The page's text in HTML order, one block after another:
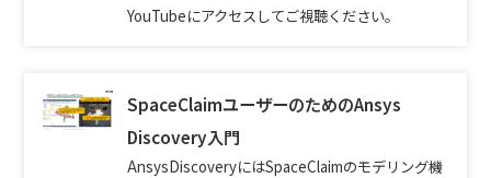
YouTubeにアクセスしてご視聴ください。
SpaceClaimユーザーのためのAnsys
Discovery入門
AnsysDiscoveryにはSpaceClaimのモデリング機